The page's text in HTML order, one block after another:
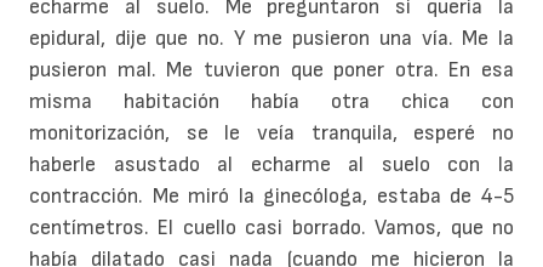
echarme al suelo. Me preguntaron si quería la
epidural, dije que no. Y me pusieron una vía. Me la
pusieron mal. Me tuvieron que poner otra. En esa
misma habitación había otra chica con
monitorización, se le veía tranquila, esperé no
haberle asustado al echarme al suelo con la
contracción. Me miró la ginecóloga, estaba de 4-5
centímetros. El cuello casi borrado. Vamos, que no
había dilatado casi nada (cuando me hicieron la